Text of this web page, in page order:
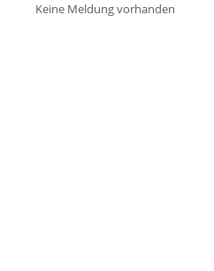
Keine Meldung vorhanden